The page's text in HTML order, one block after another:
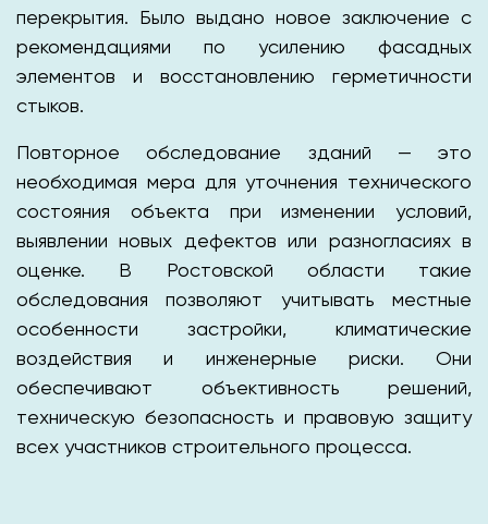
перекрытия. Было выдано новое заключение с
рекомендациями по усилению фасадных
элементов и восстановлению герметичности
стыков.
Повторное обследование зданий — это
необходимая мера для уточнения технического
состояния объекта при изменении условий,
выявлении новых дефектов или разногласиях в
оценке. В Ростовской области такие
обследования позволяют учитывать местные
особенности застройки, климатические
воздействия и инженерные риски. Они
обеспечивают объективность решений,
техническую безопасность и правовую защиту
всех участников строительного процесса.